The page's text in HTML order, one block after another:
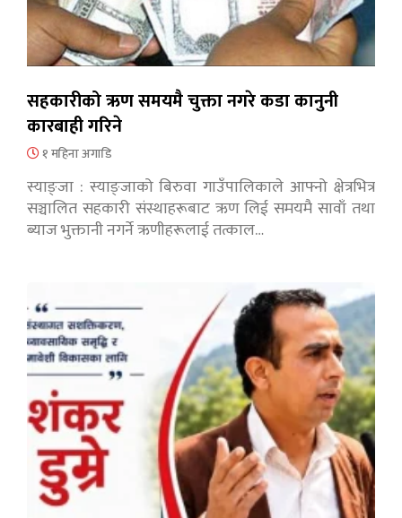
सहकारीको ऋण समयमै चुक्ता नगरे कडा कानुनी
कारबाही गरिने
१ महिना अगाडि
स्याङ्जा : स्याङ्जाको बिरुवा गाउँपालिकाले आफ्नो क्षेत्रभित्र
सञ्चालित सहकारी संस्थाहरूबाट ऋण लिई समयमै सावाँ तथा
ब्याज भुक्तानी नगर्ने ऋणीहरूलाई तत्काल…